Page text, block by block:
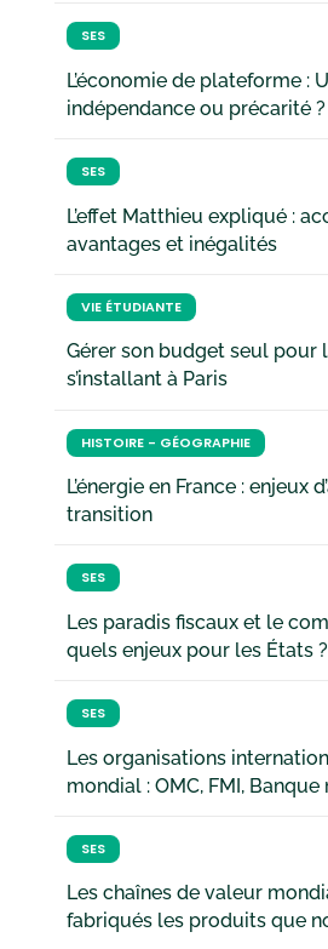
SES
L’économie de plateforme :
indépendance ou précarité ?
SES
L’effet Matthieu expliqué :
avantages et inégalités
VIE ÉTUDIANTE
Gérer son budget seul pour
s’installant à Paris
HISTOIRE - GÉOGRAPHIE
L’énergie en France : enjeux
transition
SES
Les paradis fiscaux et le
quels enjeux pour les États ?
SES
Les organisations
mondial : OMC, FMI,
SES
Les chaînes de valeur
fabriqués les produits que